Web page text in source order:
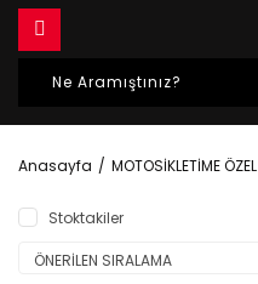
Anasayfa MOTOSİKLETİME ÖZEL
Stoktakiler